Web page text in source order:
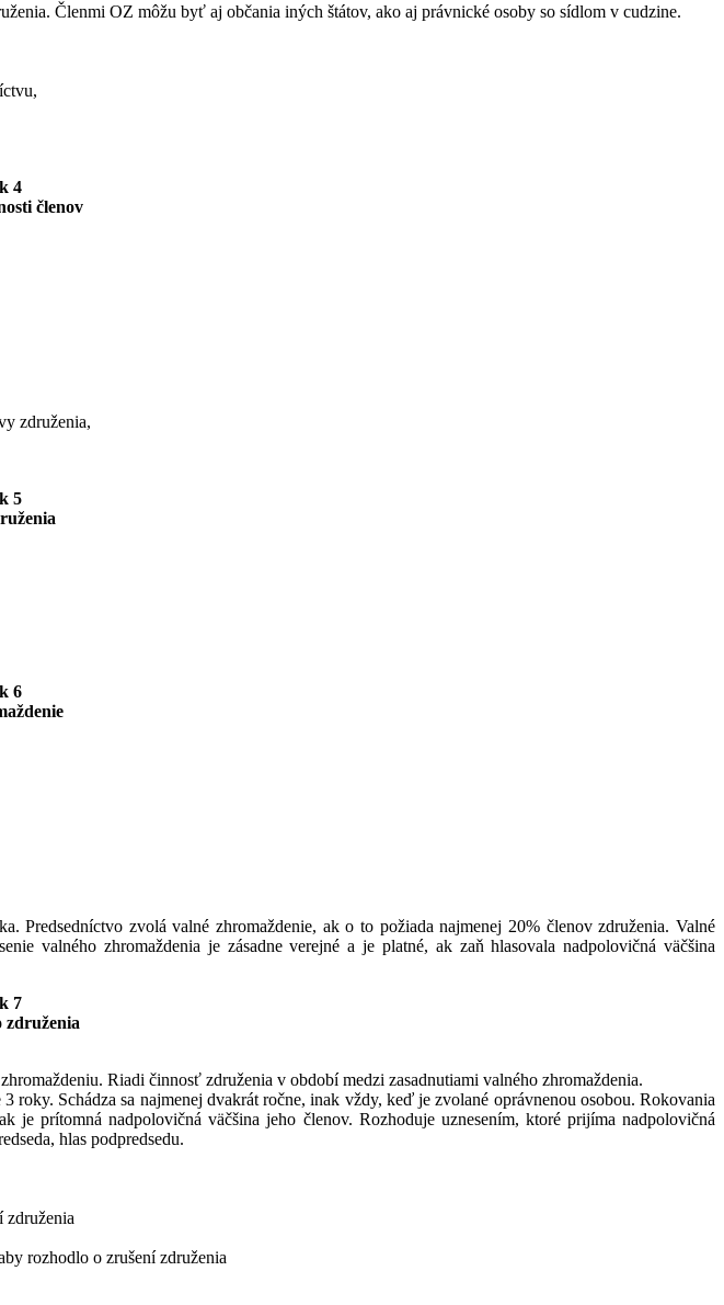
Členmi OZ môžu byť aj občania iných štátov, ako aj právnické osoby so sídlom v cudzine.
4
členov
združenia,
5
6
Predsedníctvo zvolá valné zhromaždenie, ak o to požiada najmenej 20% členov združenia. Valné
valného zhromaždenia je zásadne verejné a je platné, ak zaň hlasovala nadpolovičná väčšina
7
združenia
Riadi činnosť združenia v období medzi zasadnutiami valného zhromaždenia.
Schádza sa najmenej dvakrát ročne, inak vždy, keď je zvolané oprávnenou osobou. Rokovania
je prítomná nadpolovičná väčšina jeho členov. Rozhoduje uznesením, ktoré prijíma nadpolovičná
hlas podpredsedu.
združenia
rozhodlo o zrušení združenia